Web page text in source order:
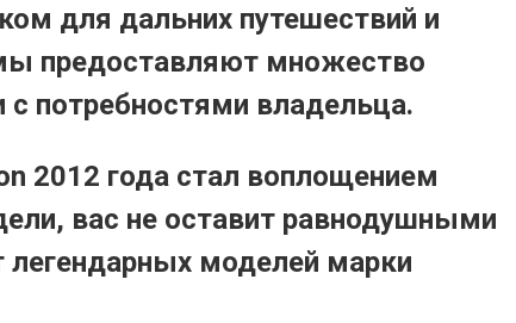
для дальних путешествий и
предоставляют множество
потребностями владельца.
2012 года стал воплощением
вас не оставит равнодушными
легендарных моделей марки